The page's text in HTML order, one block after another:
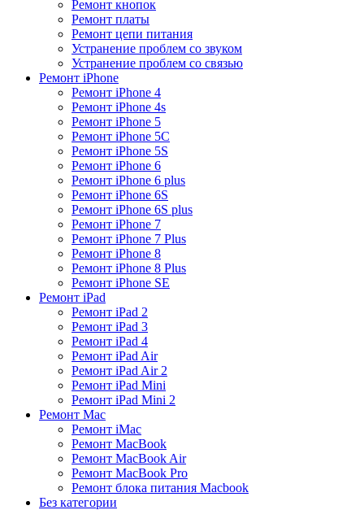
Ремонт кнопок
Ремонт платы
Ремонт цепи питания
Устранение проблем со звуком
Устранение проблем со связью
Ремонт iPhone
Ремонт iPhone 4
Ремонт iPhone 4s
Ремонт iPhone 5
Ремонт iPhone 5C
Ремонт iPhone 5S
Ремонт iPhone 6
Ремонт iPhone 6 plus
Ремонт iPhone 6S
Ремонт iPhone 6S plus
Ремонт iPhone 7
Ремонт iPhone 7 Plus
Ремонт iPhone 8
Ремонт iPhone 8 Plus
Ремонт iPhone SE
Ремонт iPad
Ремонт iPad 2
Ремонт iPad 3
Ремонт iPad 4
Ремонт iPad Air
Ремонт iPad Air 2
Ремонт iPad Mini
Ремонт iPad Mini 2
Ремонт Mac
Ремонт iMac
Ремонт MacBook
Ремонт MacBook Air
Ремонт MacBook Pro
Ремонт блока питания Macbook
Без категории